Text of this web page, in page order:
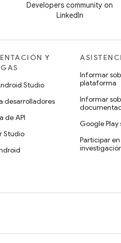
Developers community on
LinkedIn
Y
Studio
desarrolladores
de API
Studio
Informar
plataforma
Informar
Google Play
Participar